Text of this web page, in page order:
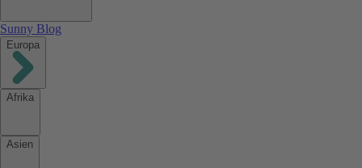
Sunny Blog
Europa
Afrika
Asien